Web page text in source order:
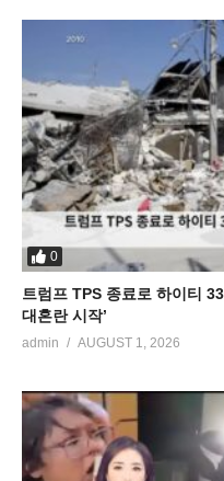
0
트럼프 TPS 종료로 하이티
대혼란 시작’
admin AUGUST 1, 2026